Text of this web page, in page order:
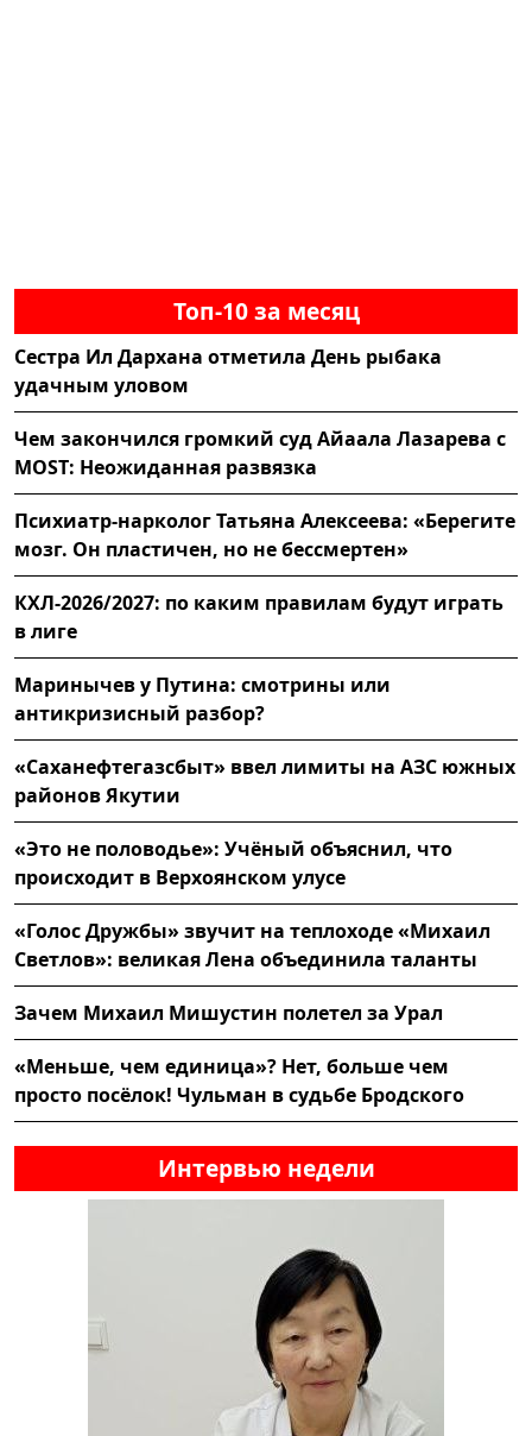
Топ-10 за месяц
Сестра Ил Дархана отметила День рыбака
удачным уловом
Чем закончился громкий суд Айаала Лазарева с
MOST: Неожиданная развязка
Психиатр-нарколог Татьяна Алексеева: «Берегите
мозг. Он пластичен, но не бессмертен»
КХЛ-2026/2027: по каким правилам будут играть
в лиге
Маринычев у Путина: смотрины или
антикризисный разбор?
«Саханефтегазсбыт» ввел лимиты на АЗС южных
районов Якутии
«Это не половодье»: Учёный объяснил, что
происходит в Верхоянском улусе
«Голос Дружбы» звучит на теплоходе «Михаил
Светлов»: великая Лена объединила таланты
Зачем Михаил Мишустин полетел за Урал
«Меньше, чем единица»? Нет, больше чем
просто посёлок! Чульман в судьбе Бродского
Интервью недели